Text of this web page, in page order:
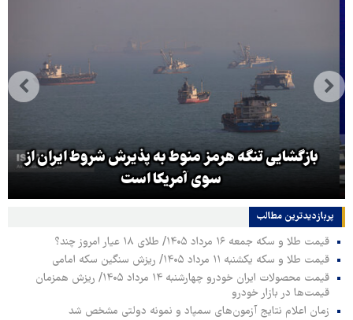
بازگشایی تنگه هرمز منوط به پذیرش شروط ایران از
سوی آمریکا است
پربازدیدترین‌ مطالب
قیمت طلا و سکه جمعه ۱۶ مرداد ۱۴۰۵/ طلای ۱۸ عیار امروز چند؟
قیمت طلا و سکه یکشنبه ۱۱ مرداد ۱۴۰۵/ ریزش سنگین سکه امامی
قیمت محصولات ایران خودرو چهارشنبه ۱۴ مرداد ۱۴۰۵/ ریزش همزمان
قیمت‌ها در بازار خودرو
زمان اعلام نتایج آزمون‌های سمپاد و نمونه دولتی مشخص شد